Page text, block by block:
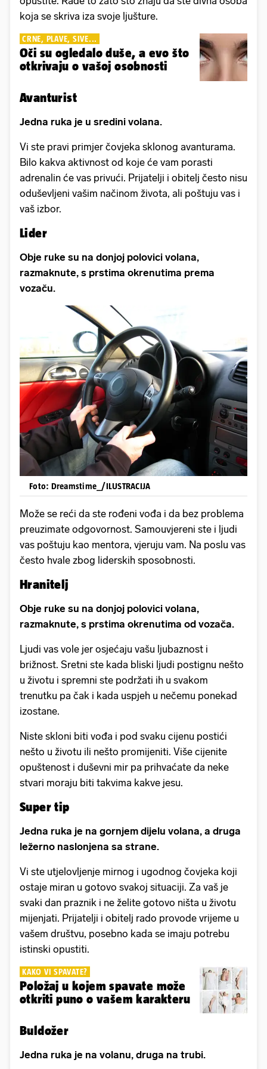
koja se skriva iza svoje ljušture.
CRNE, PLAVE, SIVE...
Oči su ogledalo duše, a evo što
otkrivaju o vašoj osobnosti
Avanturist
Jedna ruka je u sredini volana.
Vi ste pravi primjer čovjeka sklonog avanturama.
Bilo kakva aktivnost od koje će vam porasti
adrenalin će vas privući. Prijatelji i obitelj često nisu
oduševljeni vašim načinom života, ali poštuju vas i
vaš izbor.
Lider
Obje ruke su na donjoj polovici volana,
razmaknute, s prstima okrenutima prema
vozaču.
Foto: Dreamstime_/ILUSTRACIJA
Može se reći da ste rođeni vođa i da bez problema
preuzimate odgovornost. Samouvjereni ste i ljudi
vas poštuju kao mentora, vjeruju vam. Na poslu vas
često hvale zbog liderskih sposobnosti.
Hranitelj
Obje ruke su na donjoj polovici volana,
razmaknute, s prstima okrenutima od vozača.
Ljudi vas vole jer osjećaju vašu ljubaznost i
brižnost. Sretni ste kada bliski ljudi postignu nešto
u životu i spremni ste podržati ih u svakom
trenutku pa čak i kada uspjeh u nečemu ponekad
izostane.
Niste skloni biti vođa i pod svaku cijenu postići
nešto u životu ili nešto promijeniti. Više cijenite
opuštenost i duševni mir pa prihvaćate da neke
stvari moraju biti takvima kakve jesu.
Super tip
Jedna ruka je na gornjem dijelu volana, a druga
ležerno naslonjena sa strane.
Vi ste utjelovljenje mirnog i ugodnog čovjeka koji
ostaje miran u gotovo svakoj situaciji. Za vaš je
svaki dan praznik i ne želite gotovo ništa u životu
mijenjati. Prijatelji i obitelj rado provode vrijeme u
vašem društvu, posebno kada se imaju potrebu
istinski opustiti.
KAKO VI SPAVATE?
Položaj u kojem spavate može
otkriti puno o vašem karakteru
Buldožer
Jedna ruka je na volanu, druga na trubi.